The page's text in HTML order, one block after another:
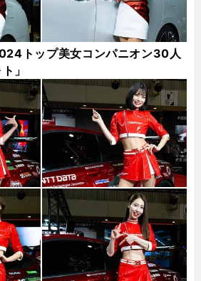
トップ美女コンパニオン30人
」